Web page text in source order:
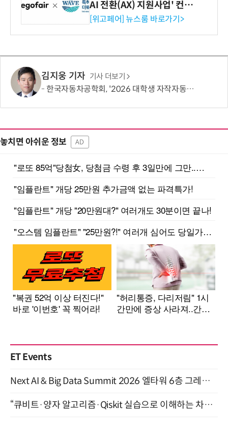
AI 전환(AX) 지원사업' 컨소
시엄 선정
[위고페어] 뉴스룸 바로가기>
김지웅 기자 기사 더보기
한국자동차공학회, '2026 대학생 자작자동차대회 포뮬러 부문' 개최
놓치면 아쉬운 정보 AD
ET Events
Next AI & Big Data Summit 2026 엘타워 6층 그레이스홀 개최 (9/18)
“큐비트·양자 알고리즘·Qiskit 실습으로 이해하는 차세대 컴퓨팅” (8/28)